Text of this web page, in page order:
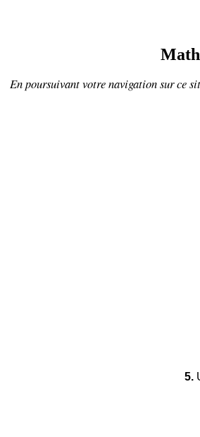
En poursuivant votre navigation sur ce
5.